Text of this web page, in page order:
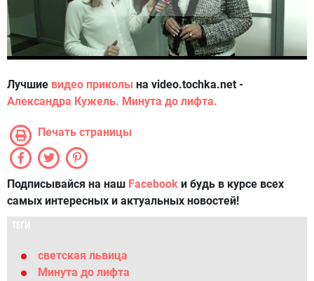
Лучшие видео приколы на video.tochka.net -
Александра Кужель. Минута до лифта.
Печать страницы
Подписывайся на наш Facebook и будь в курсе всех
самых интересных и актуальных новостей!
ТЕГИ
светская львица
Минута до лифта